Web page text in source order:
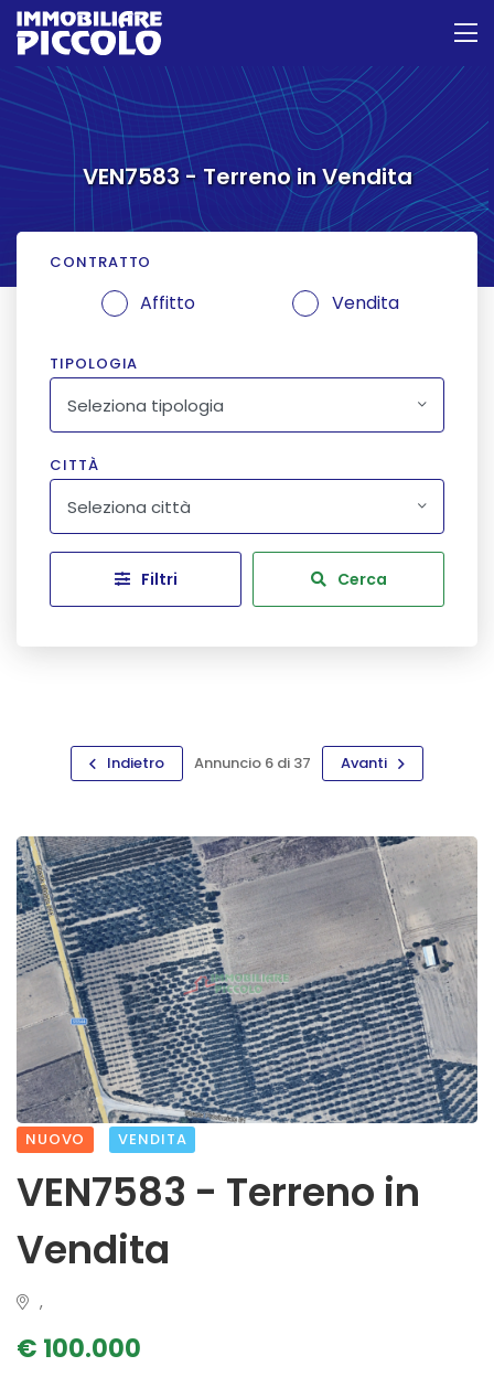
VEN7583 - Terreno in Vendita
CONTRATTO
Affitto Vendita
TIPOLOGIA
Seleziona tipologia
CITTÀ
Seleziona città
Filtri Cerca
Indietro Annuncio 6 di 37 Avanti
NUOVO VENDITA
VEN7583 - Terreno in
Vendita
,
€ 100.000